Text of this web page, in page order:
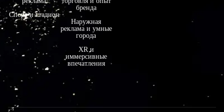
Спорт и стадион
бренда
Наружная
реклама и умные
города
XR и
иммерсивные
впечатления